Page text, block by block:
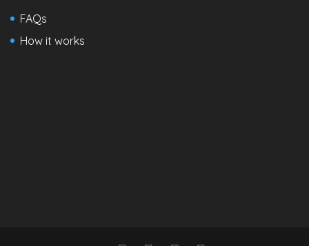
FAQs
How it works